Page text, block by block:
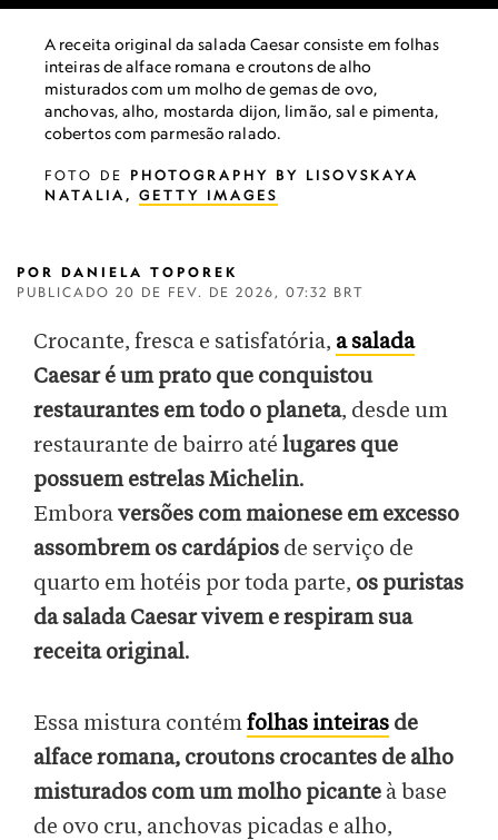
A receita original da salada Caesar consiste em folhas
inteiras de alface romana e croutons de alho
misturados com um molho de gemas de ovo,
anchovas, alho, mostarda dijon, limão, sal e pimenta,
cobertos com parmesão ralado.
FOTO DE PHOTOGRAPHY BY LISOVSKAYA
NATALIA, GETTY IMAGES
POR DANIELA TOPOREK
PUBLICADO 20 DE FEV. DE 2026, 07:32 BRT
Crocante, fresca e satisfatória, a salada
Caesar é um prato que conquistou
restaurantes em todo o planeta, desde um
restaurante de bairro até lugares que
possuem estrelas Michelin.
Emboraversões com maionese em excesso
assombrem os cardápios de serviço de
quarto em hotéis por toda parte, os puristas
da salada Caesar vivem e respiram sua
receita original.
Essa mistura contémfolhas inteiras de
alface romana, croutons crocantes de alho
misturados com um molho picante à base
de ovo cru, anchovas picadas e alho,